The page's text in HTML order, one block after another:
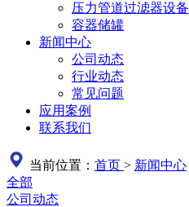
压力管道过滤器设备
容器储罐
新闻中心
公司动态
行业动态
常见问题
应用案例
联系我们
当前位置： 首页 > 新闻中心
全部
公司动态